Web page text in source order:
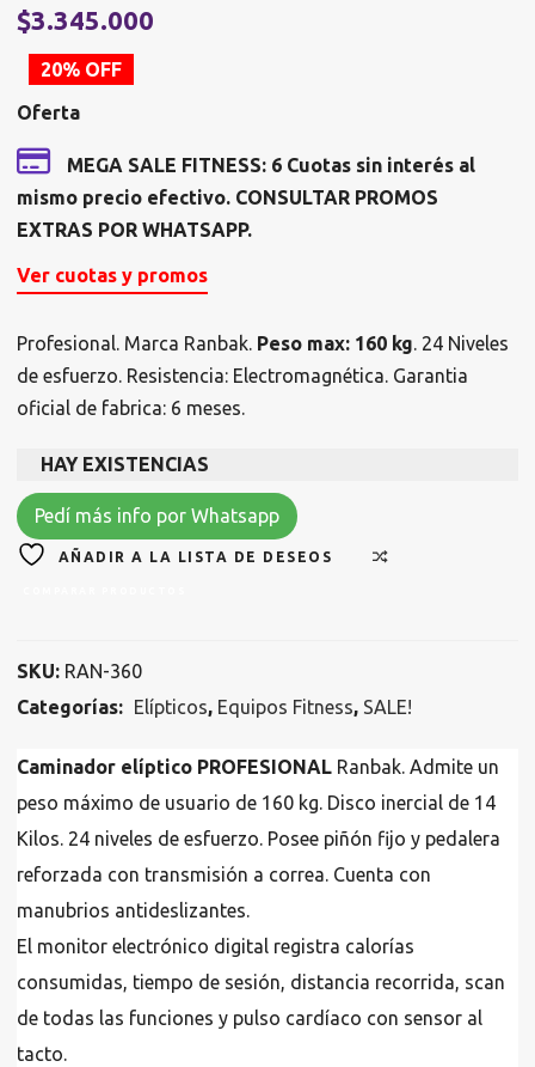
El
precio
original
era:
$4.181.250.
$3.345.000
20% OFF
Oferta
MEGA SALE FITNESS: 6 Cuotas sin interés al
mismo precio efectivo. CONSULTAR PROMOS
EXTRAS POR WHATSAPP.
Ver cuotas y promos
Profesional. Marca Ranbak. Peso max: 160 kg. 24 Niveles
de esfuerzo. Resistencia: Electromagnética. Garantia
oficial de fabrica: 6 meses.
HAY EXISTENCIAS
Pedí más info por Whatsapp
AÑADIR A LA LISTA DE DESEOS
SKU: RAN-360
Categorías: Elípticos, Equipos Fitness, SALE!
Caminador elíptico PROFESIONAL Ranbak. Admite un
peso máximo de usuario de 160 kg. Disco inercial de 14
Kilos. 24 niveles de esfuerzo. Posee piñón fijo y pedalera
reforzada con transmisión a correa. Cuenta con
manubrios antideslizantes.
El monitor electrónico digital registra calorías
consumidas, tiempo de sesión, distancia recorrida, scan
de todas las funciones y pulso cardíaco con sensor al
tacto.